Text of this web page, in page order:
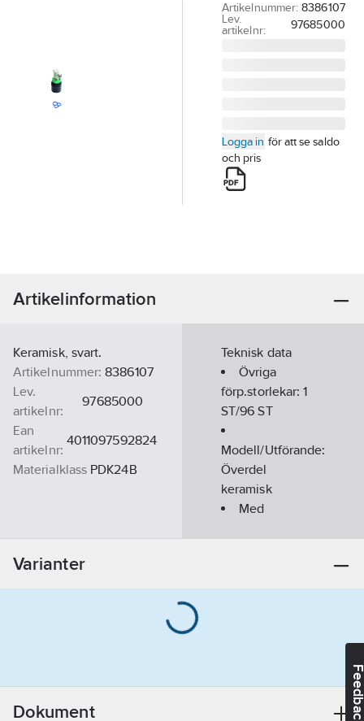
Artikelnummer: 8386107
Lev.
artikelnr:
97685000
Logga in för att se saldo
och pris
Artikelinformation
Keramisk, svart.
Artikelnummer: 8386107
Lev.
artikelnr:
97685000
Ean
artikelnr:
4011097592824
Materialklass PDK24B
Teknisk data
Övriga
förp.storlekar:1
ST/96 ST
Modell/Utförande:
Överdel
keramisk
Med
Varianter
Dokument